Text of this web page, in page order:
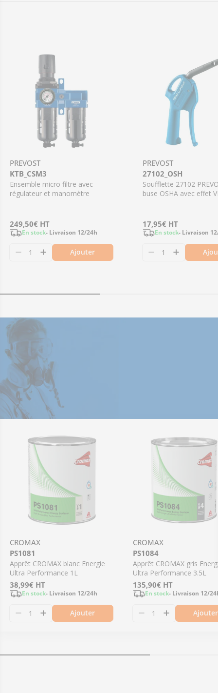
PREVOST
KTB_CSM3
Ensemble micro filtre avec
régulateur et manomètre
Prix
249,50€ HT
En stock- Livraison 12/24h
Diminuer la quantité pour KTB_CSM3 -
Augmenter la quantité pour
Ajouter
PREVOST
27102_OSH
Soufflette 27102
buse OSHA avec effet
Prix
17,95€ HT
En stock- Livraison
Diminuer la
CROMAX
PS1081
Apprêt CROMAX blanc Energie
Ultra Performance 1L
Prix
38,99€ HT
En stock- Livraison 12/24h
Ajouter
CROMAX
PS1084
Apprêt CROMAX gris
Ultra Performance 3.5L
Prix
135,90€ HT
En stock- Livraison 12/
Ajouter